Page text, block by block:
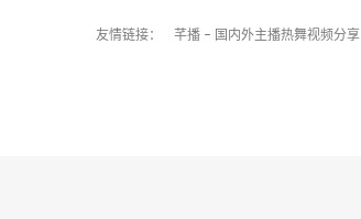
友情链接： 芊播 – 国内外主播热舞视频分享